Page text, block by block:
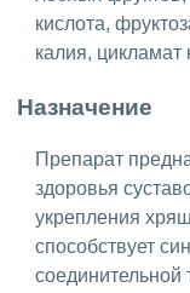
кислота,
калия, цикламат
Назначение
Препарат
здоровья
укрепления
способствует
соединительной